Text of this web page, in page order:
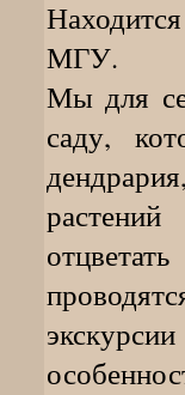
МГУ.
Мы для
саду,